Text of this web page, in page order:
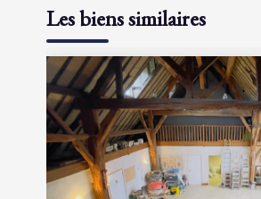
Les biens similaires